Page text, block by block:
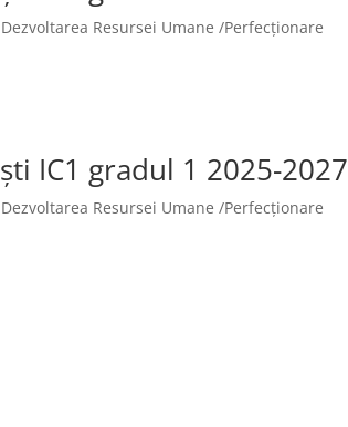
Dezvoltarea Resursei Umane /Perfecționare
IC1 gradul 1 2025-2027
Dezvoltarea Resursei Umane /Perfecționare